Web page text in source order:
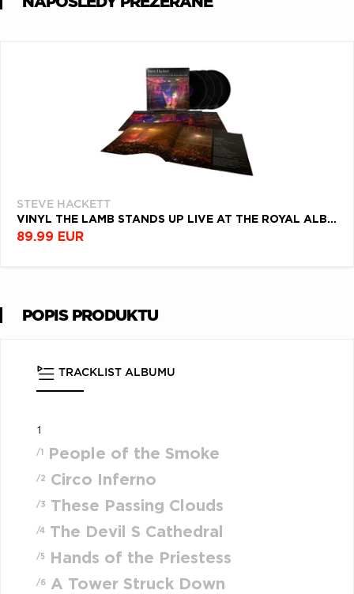
STEVE HACKETT
VINYL THE LAMB STANDS UP LIVE AT THE ROYAL ALBERT HALL
89.99 EUR
POPIS PRODUKTU
TRACKLIST ALBUMU
1
/1 People of the Smoke
/2 Circo Inferno
/3 These Passing Clouds
/4 The Devil S Cathedral
/5 Hands of the Priestess
/6 A Tower Struck Down